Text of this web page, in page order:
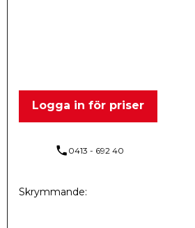
Logga in för priser
phone 0413 - 692 40
Skrymmande